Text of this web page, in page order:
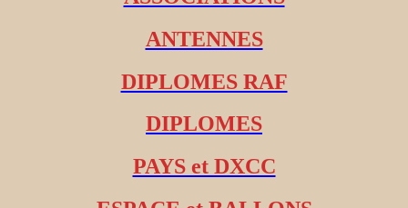
ANTENNES
DIPLOMES RAF
DIPLOMES
PAYS et DXCC